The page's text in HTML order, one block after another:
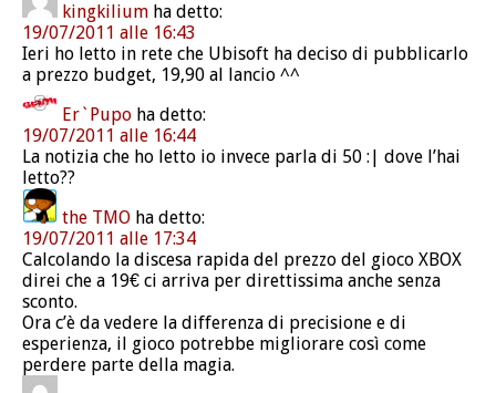
kingkilium ha detto:
19/07/2011 alle 16:43
Ieri ho letto in rete che Ubisoft ha deciso di pubblicarlo
a prezzo budget, 19,90 al lancio ^^
Er`Pupo ha detto:
19/07/2011 alle 16:44
La notizia che ho letto io invece parla di 50 :| dove l’hai
letto??
the TMO ha detto:
19/07/2011 alle 17:34
Calcolando la discesa rapida del prezzo del gioco XBOX
direi che a 19€ ci arriva per direttissima anche senza
sconto.
Ora c’è da vedere la differenza di precisione e di
esperienza, il gioco potrebbe migliorare così come
perdere parte della magia.